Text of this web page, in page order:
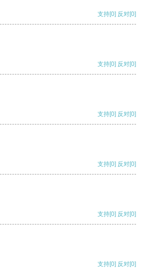
支持[0] 反对[0]
支持[0] 反对[0]
支持[0] 反对[0]
支持[0] 反对[0]
支持[0] 反对[0]
支持[0] 反对[0]